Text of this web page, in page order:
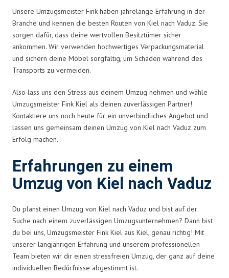
Unsere Umzugsmeister Fink haben jahrelange Erfahrung in der
Branche und kennen die besten Routen von Kiel nach Vaduz. Sie
sorgen dafür, dass deine wertvollen Besitztümer sicher
ankommen. Wir verwenden hochwertiges Verpackungsmaterial
und sichern deine Möbel sorgfältig, um Schäden während des
Transports zu vermeiden.
Also lass uns den Stress aus deinem Umzug nehmen und wähle
Umzugsmeister Fink Kiel als deinen zuverlässigen Partner!
Kontaktiere uns noch heute für ein unverbindliches Angebot und
lassen uns gemeinsam deinen Umzug von Kiel nach Vaduz zum
Erfolg machen.
Erfahrungen zu einem
Umzug von Kiel nach Vaduz
Du planst einen Umzug von Kiel nach Vaduz und bist auf der
Suche nach einem zuverlässigen Umzugsunternehmen? Dann bist
du bei uns, Umzugsmeister Fink Kiel aus Kiel, genau richtig! Mit
unserer langjährigen Erfahrung und unserem professionellen
Team bieten wir dir einen stressfreien Umzug, der ganz auf deine
individuellen Bedürfnisse abgestimmt ist.